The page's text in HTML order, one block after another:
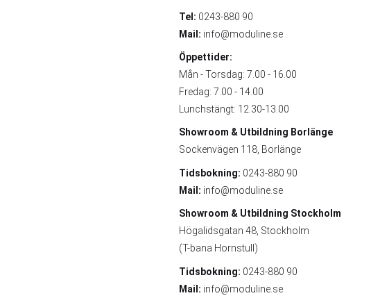
Tel: 0243-880 90
Mail: info@moduline.se
Öppettider:
Mån - Torsdag: 7.00 - 16.00
Fredag: 7.00 - 14.00
Lunchstängt: 12.30-13.00
Showroom & Utbildning Borlänge
Sockenvägen 118, Borlänge
Tidsbokning: 0243-880 90
Mail: info@moduline.se
Showroom & Utbildning Stockholm
Högalidsgatan 48, Stockholm
(T-bana Hornstull)
Tidsbokning: 0243-880 90
Mail: info@moduline.se